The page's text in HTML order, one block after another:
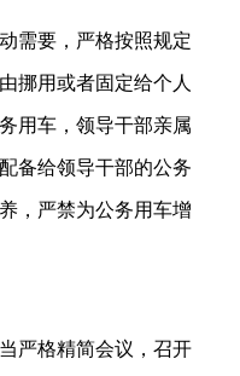
要，严格按照规定
挪用或者固定给个人
用车，领导干部亲属
备给领导干部的公务
，严禁为公务用车增
格精简会议，召开